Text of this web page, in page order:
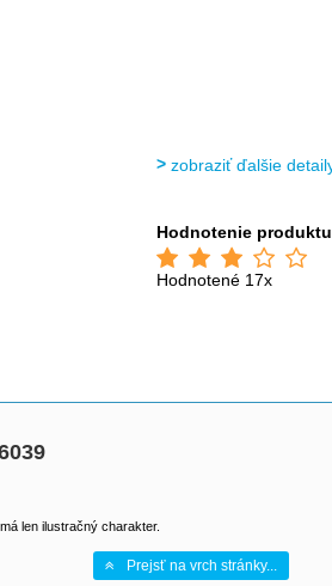
zobraziť ďalšie
Hodnotenie produktu
Hodnotené 17x
len ilustračný charakter.
Prejsť na vrch stránky...